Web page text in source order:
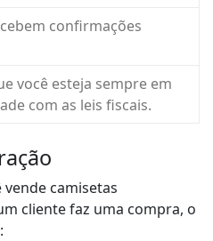
confirmações
você esteja sempre em
com as leis fiscais.
camisetas
cliente faz uma compra, o